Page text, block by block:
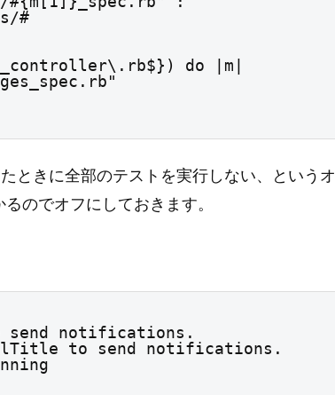
ときに全部のテストを実行しない、というオ
のでオフにしておきます。
send notifications.
to send notifications.